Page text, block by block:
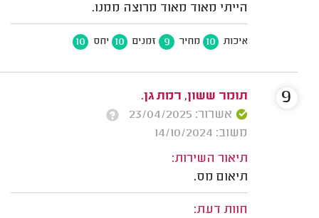
הייתי מאוד מאוד מרוצה ממנו.
איכות 10 מחיר 9 זמנים 10 יחס 10
תומר ששון, רמת גן.
אשרור: 23/04/2025
משוב: 14/10/2024
תיאור השירות:
תיאום מס.
חוות דעת:
9